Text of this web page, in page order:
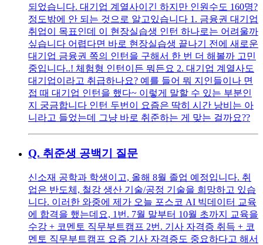
되었습니다. 대기업 계열사이긴 하지만 인원수도 160명?
정도밖에 안 되는 것으로 알고있습니다 1. 금융권 대기업
취업이 목표인데 이 현장실습생 인턴 하나로는 어려울까
싶습니다 어렵다면 바로 현장실습생 끝나기 전에 새로운
대기업 금융권 쪽의 인턴을 구해서 한 번 더 해볼까 고민
중입니다..! 체험형 인턴이든 뭐든요 2. 대기업 계열사도
대기업이라고 취급하나요? 예를 들어 뭐 지인들이나 면
접 때 대기업 인턴을 했다~ 이렇게 말할 수 있는 부분인
지 궁금합니다 인턴 두번이 요즘은 딱히 시간 낭비는 아
니라고 들었는데 그냥 바로 취준하는 게 맞는 걸까요??
Q. 취준생 공백기 질문
신소재 공학과 학생이고, 올해 8월 졸업 예정입니다. 취
업은 반도체, 철강 생산 기술/공정 기술을 희망하고 있습
니다. 이러한 와중에 제가 오늘 포스코 AI 빅데이터 교육
에 합격을 했는데요, 1번. 7월 말부터 10월 초까지 교육을
수강 + 코멘토 직무부트캠프 2번. 기사 자격증 취득 + 코
멘토 직무부트캠프 요즘 기사 자격증도 중요하다고 해서